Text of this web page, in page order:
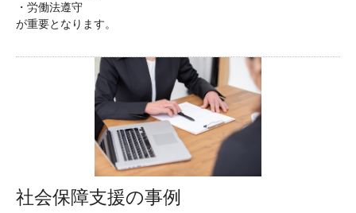
・労働法遵守
が重要となります。
社会保障支援の事例